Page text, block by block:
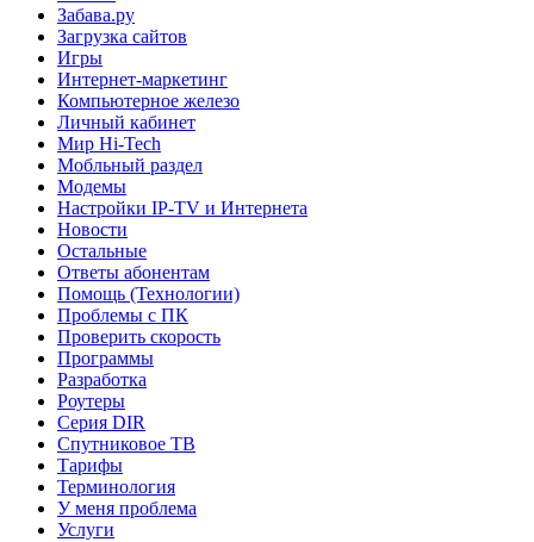
Забава.ру
Загрузка сайтов
Игры
Интернет-маркетинг
Компьютерное железо
Личный кабинет
Мир Hi-Tech
Мобльный раздел
Модемы
Настройки IP-TV и Интернета
Новости
Остальные
Ответы абонентам
Помощь (Технологии)
Проблемы с ПК
Проверить скорость
Программы
Разработка
Роутеры
Серия DIR
Спутниковое ТВ
Тарифы
Терминология
У меня проблема
Услуги